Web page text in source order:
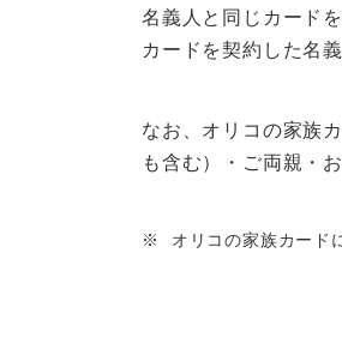
名義人と同じカード
カードを契約した名
なお、オリコの家族
も含む）・ご両親・
※ オリコの家族カード